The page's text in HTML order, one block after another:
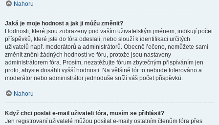
Nahoru
Jaká je moje hodnost a jak ji můžu změnit?
Hodnosti, které jsou zobrazeny pod vaším uživatelským jménem, indikují počet
příspěvků, které jste do fóra odeslali, nebo slouží k identifikaci určitých
uživatelů např. moderátorů a administrátorů. Obecně řečeno, nemůžete sami
změnit znění žádných hodností ve fóru, protože jsou nastaveny
administrátorem fóra. Prosím, nezatěžujte fórum zbytečným přispíváním jen
proto, abyste dosáhli vyšší hodnosti. Na většině fór to nebude tolerováno a
moderátor nebo administrátor jednoduše sníží váš počet příspěvků.
Nahoru
Když chci poslat e-mail uživateli fóra, musím se přihlásit?
Jen registrovaní uživatelé můžou posílat e-maily ostatním členům fóra přes